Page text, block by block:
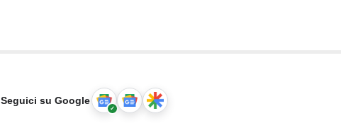
Seguici su Google